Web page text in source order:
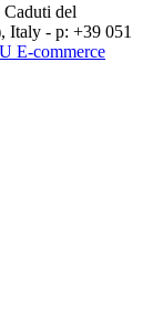
del
Italy - p: +39 051
E-commerce